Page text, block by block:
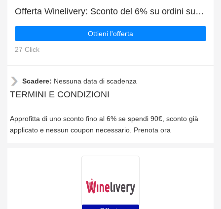
Offerta Winelivery: Sconto del 6% su ordini superiori a 90€
Ottieni l'offerta
27 Click
Scadere: Nessuna data di scadenza
TERMINI E CONDIZIONI
Approfitta di uno sconto fino al 6% se spendi 90€, sconto già
applicato e nessun coupon necessario. Prenota ora